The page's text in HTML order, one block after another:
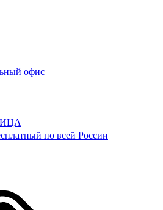
офис
по всей России